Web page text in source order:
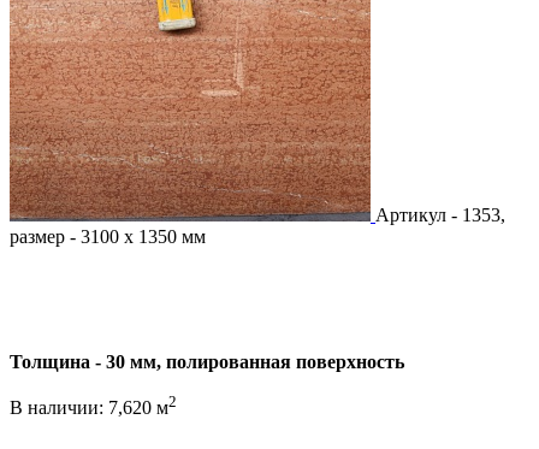
Артикул - 1353,
размер - 3100 х 1350 мм
Толщина - 30 мм, полированная поверхность
В наличии: 7,620 м2